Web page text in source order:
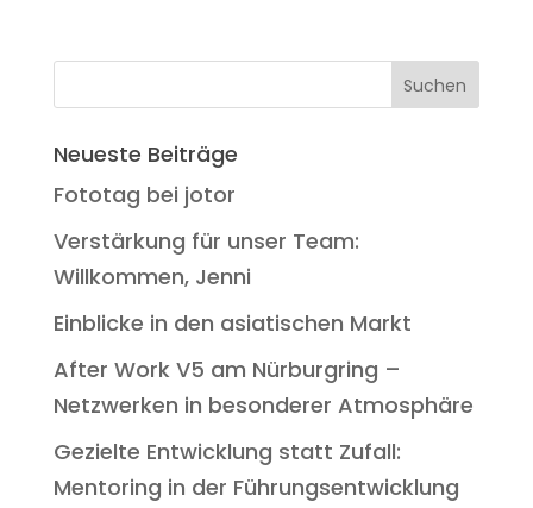
Neueste Beiträge
Fototag bei jotor
Verstärkung für unser Team:
Willkommen, Jenni
Einblicke in den asiatischen Markt
After Work V5 am Nürburgring –
Netzwerken in besonderer Atmosphäre
Gezielte Entwicklung statt Zufall:
Mentoring in der Führungsentwicklung